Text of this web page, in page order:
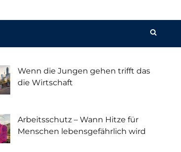
Wenn die Jungen gehen trifft das
die Wirtschaft
Arbeitsschutz – Wann Hitze für
Menschen lebensgefährlich wird